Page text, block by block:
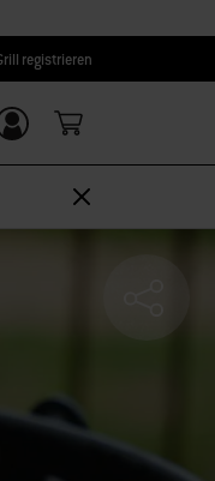
registrieren
ID